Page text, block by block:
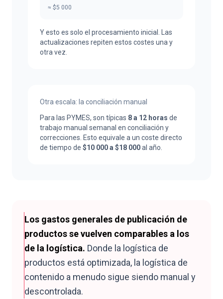
≈ $5 000
Y esto es solo el procesamiento inicial. Las
actualizaciones repiten estos costes una y
otra vez.
Otra escala: la conciliación manual
Para las PYMES, son típicas 8 a 12 horas de
trabajo manual semanal en conciliación y
correcciones. Esto equivale a un coste directo
de tiempo de $10 000 a $18 000al año.
Los gastos generales de publicación de
productos se vuelven comparables a los
de la logística. Donde la logística de
productos está optimizada, la logística de
contenido a menudo sigue siendo manual y
descontrolada.